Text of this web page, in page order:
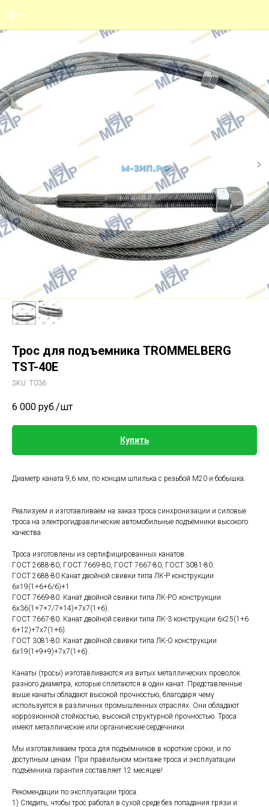
Трос для подъемника TROMMELBERG
TST-40E
SKU: Т036
6 000 руб./шт
Купить
Диаметр каната 9,6 мм, по концам шпилька с резьбой М20 и бобышка.
Реализуем и изготавливаем на заказ троса синхронизации и силовые
троса на электрогидравлические автомобильные подъёмники высокого
качества.
Троса изготовлены из сертифицированных канатов.
ГОСТ 2688-80, ГОСТ 7669-80, ГОСТ 7667-80, ГОСТ 3081-80.
ГОСТ 2688-80 Канат двойной свивки типа ЛК-Р конструкции
6х19(1+6+6/6)+1
ГОСТ 7669-80. Канат двойной свивки типа ЛК-РО конструкции
6х36(1+7+7/7+14)+7х7(1+6).
ГОСТ 7667-80. Канат двойной свивки типа ЛК-3 конструкции 6х25(1+6
6+12)+7х7(1+6).
ГОСТ 3081-80. Канат двойной свивки типа ЛК-О конструкции
6х19(1+9+9)+7х7(1+6).
Канаты (тросы) изготавливаются из витых металлических проволок
разного диаметра, которые сплетаются в один канат. Представленные
выше канаты обладают высокой прочностью, благодаря чему
используется в различных промышленных отраслях. Они обладают
коррозионной стойкостью, высокой структурной прочностью. Троса
имеют металлические или органические сердечники.
Мы изготавливаем троса для подъёмников в короткие сроки, и по
доступным ценам. При правильном монтаже троса и эксплуатации
подъёмника гарантия составляет 12 месяцев!
Рекомендации по эксплуатации троса.
1) Следить, чтобы трос работал в сухой среде без попадания грязи и